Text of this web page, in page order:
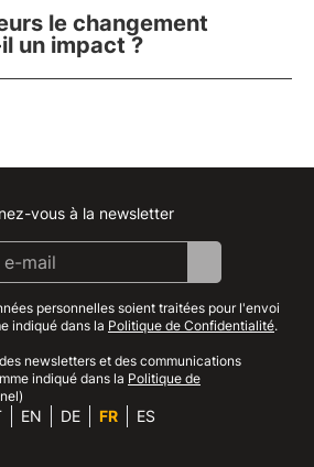
le changement
un impact ?
Instagram
Facebook
Linkedin
Youtube
vous à la newsletter
personnelles soient traitées pour l'envoi
indiqué dans la Politique de Confidentialité.
newsletters et des communications
indiqué dans la Politique de
EN DE FR ES